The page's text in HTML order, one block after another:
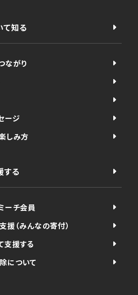
て知る
ながり
ージ
しみ方
する
ーチ会員
援（みんなの寄付）
支援する
について